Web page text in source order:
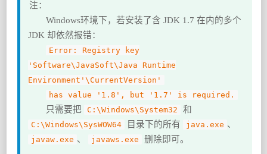
注：
Windows环境下，若安装了含 JDK 1.7 在内的多个
JDK 却依然报错：
Error: Registry key
'Software\JavaSoft\Java Runtime
Environment'\CurrentVersion'
has value '1.8', but '1.7' is required.
只需要把 C:\Windows\System32 和
C:\Windows\SysWOW64 目录下的所有 java.exe 、
javaw.exe 、 javaws.exe 删除即可。